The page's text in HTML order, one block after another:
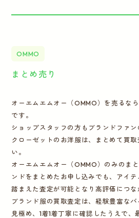
OMMO
まとめ売り
オーエムエムオー（OMMO）を売るな
です。
ショップスタッフの方もブランドファ
クローゼットのお洋服は、まとめて買
い。
オーエムエムオー（OMMO）のみのま
ンドをまとめたお申し込みでも、アイ
踏まえた査定が可能となり高評価につな
ブランド服の買取査定は、経験豊富な
見極め、1着1着丁寧に確認したうえで、